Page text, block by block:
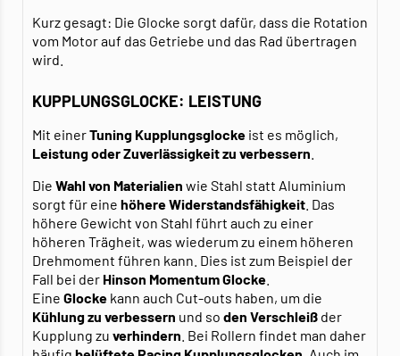
Kurz gesagt: Die Glocke sorgt dafür, dass die Rotation
vom Motor auf das Getriebe und das Rad übertragen
wird.
KUPPLUNGSGLOCKE: LEISTUNG
Mit einerTuning Kupplungsglocke ist es möglich,
Leistungoder Zuverlässigkeitzu verbessern
Die Wahl von Materialien wie Stahl statt Aluminium
sorgt für eine höhere Widerstandsfähigkeit . Das
höhere Gewicht von Stahl führt auch zu einer
höheren Trägheit, was wiederum zu einem höheren
Drehmoment führen kann. Dies ist zum Beispiel der
Fall bei der Hinson Momentum Glocke
Eine Glocke kann auch Cut-outs haben, um die
Kühlung zu verbessern und so den Verschleiß der
Kupplung zu verhindern . Bei Rollern findet man daher